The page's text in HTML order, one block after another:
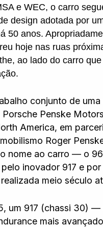
Rover
e WEC, o carro
design adotada por
50 anos.
hoje nas ruas
ao lado do carro que
conjunto de uma
Porsche Penske
America, em
Roger
nome ao carro — o
inovador 917 e por
meio século
um 917 (chassi 30) —
mais